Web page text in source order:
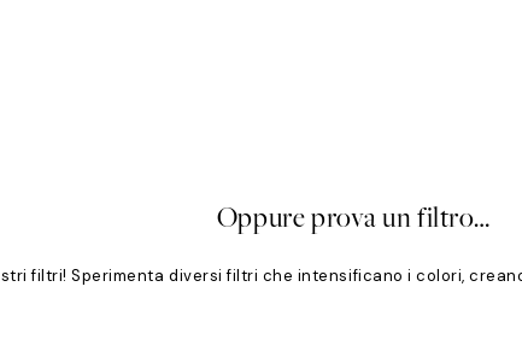
Oppure prova un filtro…
filtri! Sperimenta diversi filtri che intensificano i colori,